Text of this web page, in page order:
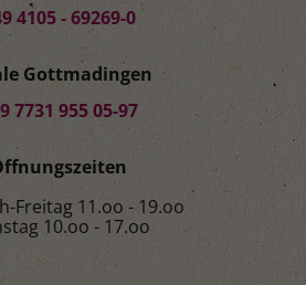
4105 - 69269-0
Gottmadingen
7731 955 05-97
Freitag 11.oo - 19.oo
10.oo - 17.oo